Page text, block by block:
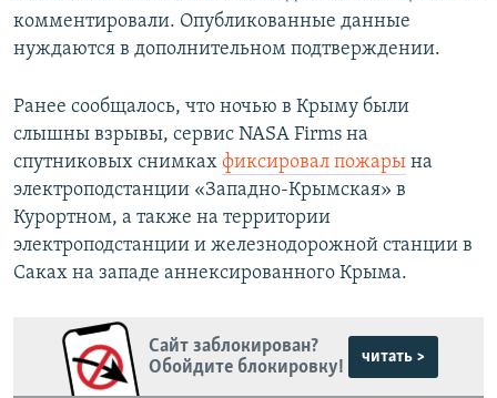
комментировали. Опубликованные данные
нуждаются в дополнительном подтверждении.
Ранее сообщалось, что ночью в Крыму были
слышны взрывы, сервис NASA Firms на
спутниковых снимках фиксировал пожары на
электроподстанции «Западно-Крымская» в
Курортном, а также на территории
электроподстанции и железнодорожной станции в
Саках на западе аннексированного Крыма.
Сайт заблокирован?
Обойдите блокировку!
читать >